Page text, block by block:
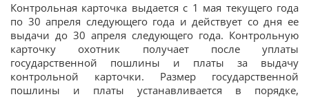
Контрольная карточка выдается с 1 мая текущего года
по 30 апреля следующего года и действует со дня ее
выдачи до 30 апреля следующего года. Контрольную
карточку охотник получает после уплаты
государственной пошлины и платы за выдачу
контрольной карточки. Размер государственной
пошлины и платы устанавливается в порядке,